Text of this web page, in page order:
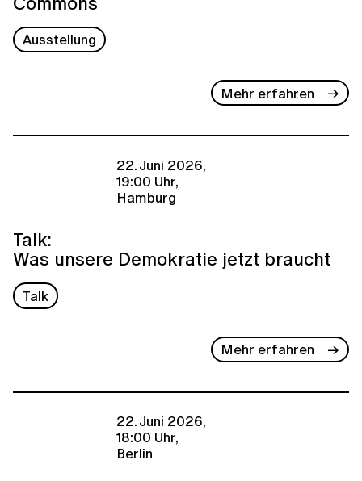
Ausstellung
Mehr erfahren
22. Juni 2026,
19:00 Uhr,
Hamburg
Talk:
Was unsere Demokratie jetzt braucht
Talk
Mehr erfahren
22. Juni 2026,
18:00 Uhr,
Berlin